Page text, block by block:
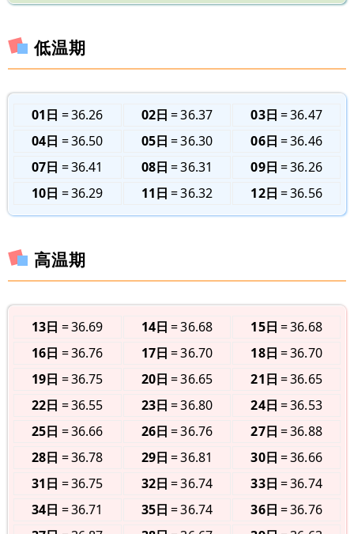
低温期
01日 36.26 02日 36.37 03日
36.47
04日
36.50 05日 36.30 06日
36.46
07日
36.41 08日 36.31 09日
36.26
10日
36.29 11日 36.32 12日 36.56
高温期
13日 36.69 14日 36.68 15日
36.68
16日
36.76 17日 36.70 18日
36.70
19日
36.75 20日 36.65 21日
36.65
22日
36.55 23日 36.80 24日
36.53
25日
36.66 26日 36.76 27日
36.88
28日
36.78 29日 36.81 30日
36.66
31日
36.75 32日 36.74 33日
36.74
34日
36.71 35日 36.74 36日
36.76